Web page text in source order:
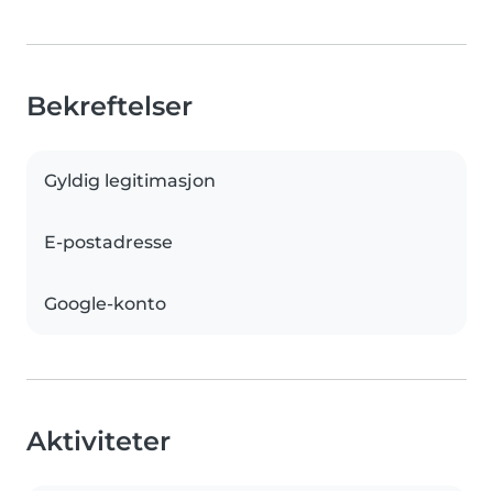
Bekreftelser
Gyldig legitimasjon
E-postadresse
Google-konto
Aktiviteter